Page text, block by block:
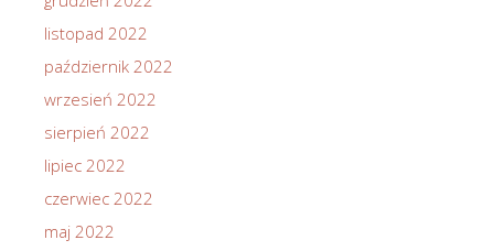
listopad 2022
październik 2022
wrzesień 2022
sierpień 2022
lipiec 2022
czerwiec 2022
maj 2022